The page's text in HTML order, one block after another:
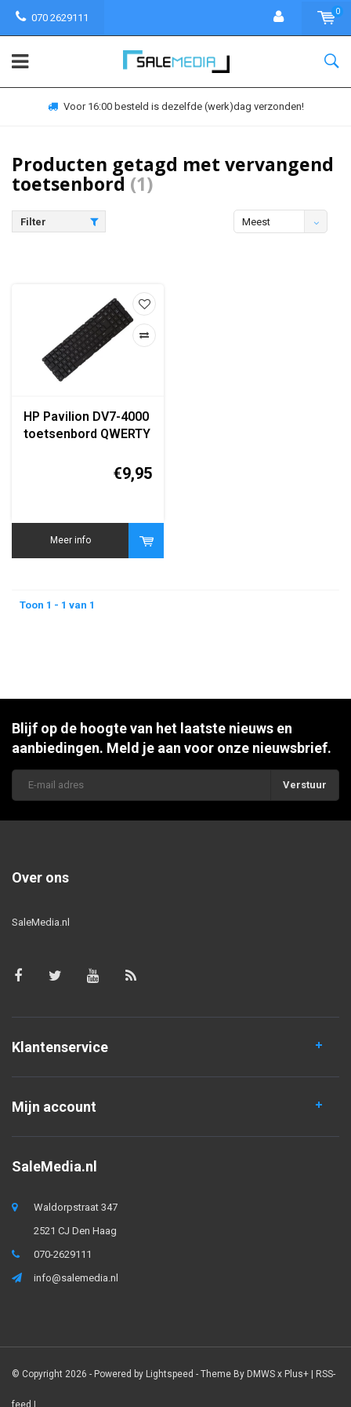
070 2629111
0
Voor 16:00 besteld is dezelfde (werk)dag verzonden!
Producten getagd met vervangend
toetsenbord (1)
Filter
Meest
HP Pavilion DV7-4000
toetsenbord QWERTY
€9,95
Meer info
Toon 1 - 1 van 1
Blijf op de hoogte van het laatste nieuws en
aanbiedingen. Meld je aan voor onze nieuwsbrief.
Verstuur
Over ons
SaleMedia.nl
Klantenservice
Mijn account
SaleMedia.nl
Waldorpstraat 347
2521 CJ Den Haag
070-2629111
info@salemedia.nl
© Copyright 2026 - Powered by Lightspeed - Theme By DMWS x Plus+ | RSS-
feed |